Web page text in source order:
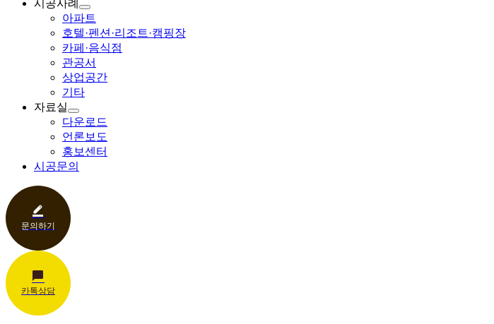
시공사례
아파트
호텔·펜션·리조트·캠핑장
카페·음식점
관공서
상업공간
기타
자료실
다운로드
언론보도
홍보센터
시공문의
문의하기
카톡상담